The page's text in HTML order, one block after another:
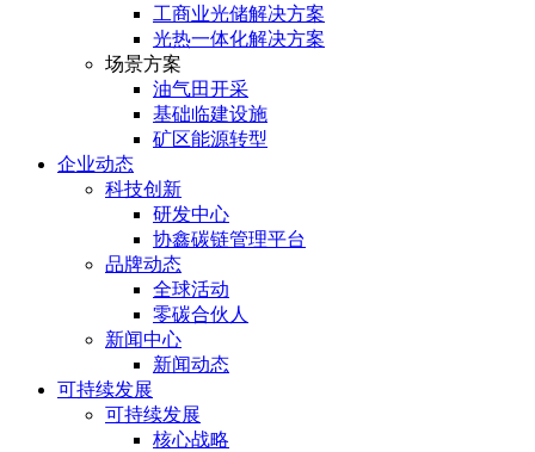
⼯商业光储解决⽅案
光热⼀体化解决⽅案
场景方案
油气田开采
基础临建设施
矿区能源转型
企业动态
科技创新
研发中心
协鑫碳链管理平台
品牌动态
全球活动
零碳合伙人
新闻中心
新闻动态
可持续发展
可持续发展
核心战略